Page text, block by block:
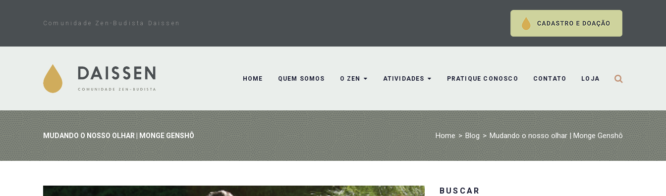
Comunidade Zen-Budista Daissen
HOME QUEM SOMOS O ZEN ATIVIDADES PRATIQUE CONOSCO CONTATO LOJA
MUDANDO O NOSSO OLHAR | MONGE GENSHÔ Home > Blog > Mudando o nosso olhar | Monge Genshô
BUSCAR